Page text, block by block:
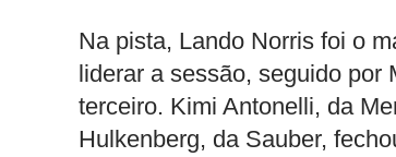
Na pista, Lando Norris foi o
liderar a sessão, seguido por
terceiro. Kimi Antonelli, da
Hulkenberg, da Sauber,